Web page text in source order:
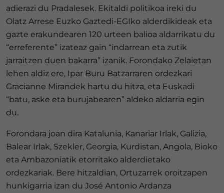
adierazi du Pradalesek. Ekitaldi politikoa ireki du
Olatz Arrese Euzko Gaztedi-EGIko alderdikideak eta
gazte erakundearen 120 urteen balioa aldarrikatu du
“erreferente” izateaz gain “indarrean eta zutik
jarraitzen duen bakarra” izanik. Forondako Zelaietan
lehen aldiz ere, Ipar Buru Batzarraren ordezkari
Gracianne Mirandek hartu du hitza, eta Euskadi
“batu, aske eta burujabearen” aldeko aldarria egin
du.
Forondara joan dira Katalunia, Kanariar Irlak, Galizia,
Balear Irlak, Szekler, Georgia, Kurdistan, Angola, Bioko
eta Ambazoniatik etorritako alderdietako
ordezkariak. Bere hitzaldian, Ortuzarrek oroitzapen
hunkigarria izan du José Antonio Ardanza